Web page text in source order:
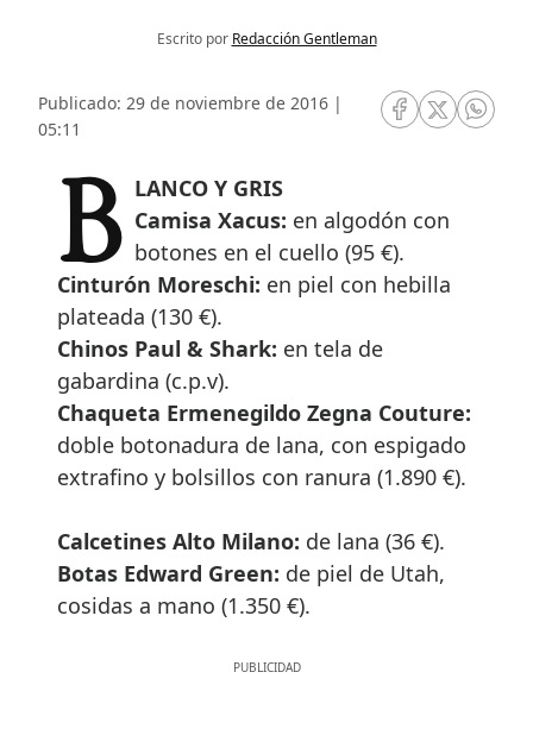
Escrito por Redacción Gentleman
Publicado: 29 de noviembre de 2016 |
05:11
RRSS Facebook
RRSSRRSS
BLANCO Y GRIS
Camisa Xacus: en algodón con
botones en el cuello (95 €).
Cinturón Moreschi: en piel con hebilla
plateada (130 €).
Chinos Paul & Shark: en tela de
gabardina (c.p.v).
Chaqueta Ermenegildo Zegna Couture:
doble botonadura de lana, con espigado
extrafino y bolsillos con ranura (1.890 €).
Calcetines Alto Milano: de lana (36 €).
Botas Edward Green: de piel de Utah,
cosidas a mano (1.350 €).